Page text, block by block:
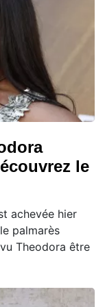
le
achevée hier
palmarès
Theodora être